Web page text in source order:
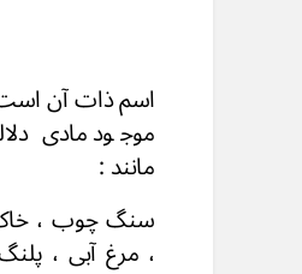
اسم ذات آن
موجود مادی
مانند :
سنگ چوب ،
، مرغ آبی ،